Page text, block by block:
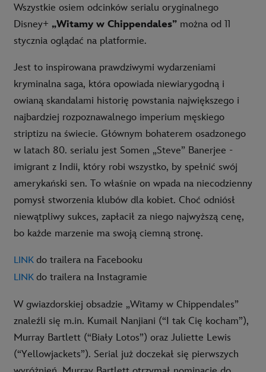
Wszystkie osiem odcinków serialu oryginalnego
Disney+ „Witamy w Chippendales” można od 11
stycznia oglądać na platformie.
Jest to inspirowana prawdziwymi wydarzeniami
kryminalna saga, która opowiada niewiarygodną i
owianą skandalami historię powstania największego i
najbardziej rozpoznawalnego imperium męskiego
striptizu na świecie. Głównym bohaterem osadzonego
w latach 80. serialu jest Somen „Steve” Banerjee -
imigrant z Indii, który robi wszystko, by spełnić swój
amerykański sen. To właśnie on wpada na niecodzienny
pomysł stworzenia klubów dla kobiet. Choć odniósł
niewątpliwy sukces, zapłacił za niego najwyższą cenę,
bo każde marzenie ma swoją ciemną stronę.
LINK do trailera na Facebooku
LINK do trailera na Instagramie
W gwiazdorskiej obsadzie „Witamy w Chippendales”
znaleźli się m.in. Kumail Nanjiani (“I tak Cię kocham”),
Murray Bartlett (“Biały Lotos”) oraz Juliette Lewis
(“Yellowjackets”). Serial już doczekał się pierwszych